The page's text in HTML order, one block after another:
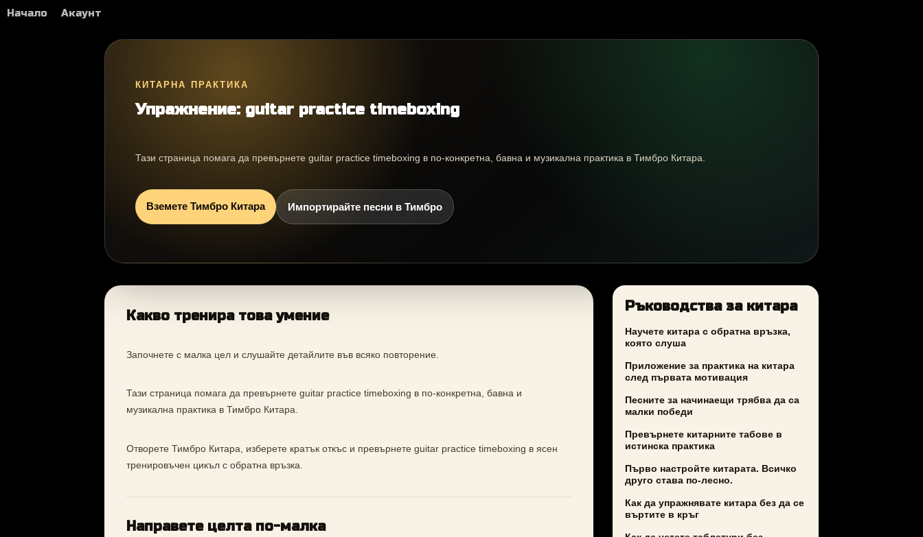
Начало Акаунт
КИТАРНА ПРАКТИКА
Упражнение: guitar practice timeboxing
Тази страница помага да превърнете guitar practice timeboxing в по-конкретна, бавна и музикална практика в Тимбро Китара.
Вземете Тимбро Китара Импортирайте песни в Тимбро
Какво тренира това умение
Започнете с малка цел и слушайте детайлите във всяко повторение.
Тази страница помага да превърнете guitar practice timeboxing в по-конкретна, бавна и
музикална практика в Тимбро Китара.
Отворете Тимбро Китара, изберете кратък откъс и превърнете guitar practice timeboxing в ясен
тренировъчен цикъл с обратна връзка.
Направете целта по-малка
Ръководства за китара
Научете китара с обратна връзка,
която слуша
Приложение за практика на китара
след първата мотивация
Песните за начинаещи трябва да са
малки победи
Превърнете китарните табове в
истинска практика
Първо настройте китарата. Всичко
друго става по-лесно.
Как да упражнявате китара без да се
въртите в кръг